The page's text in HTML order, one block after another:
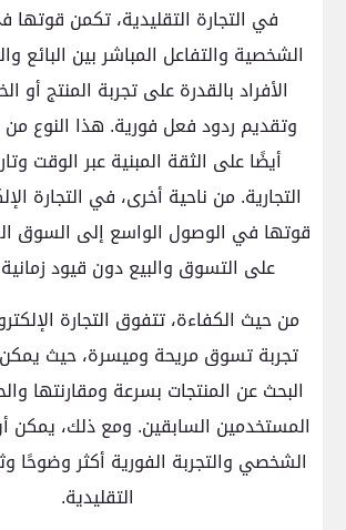
في التجارة التقليدية، تكمن قوتها
الشخصية والتفاعل المباشر بين البائع
الأفراد بالقدرة على تجربة المنتج أو
وتقديم ردود فعل فورية. هذا النوع من
أيضًا على الثقة المبنية عبر الوقت
التجارية. من ناحية أخرى، في التجارة
قوتها في الوصول الواسع إلى السوق
على التسوق والبيع دون قيود
من حيث الكفاءة، تتفوق التجارة
تجربة تسوق مريحة وميسرة، حيث
البحث عن المنتجات بسرعة ومقارنتها
المستخدمين السابقين. ومع ذلك، يمكن
الشخصي والتجربة الفورية أكثر وضوحًا
التقليدية.